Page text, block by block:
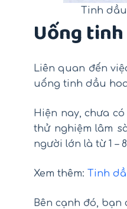
Tinh
Uống
Liên quan đến
uống tinh dầu
Hiện nay, chưa
thử nghiệm lâm
người lớn là từ 1 –
Xem thêm: Tinh
Bên cạnh đó,